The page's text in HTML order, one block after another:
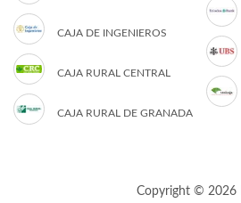
CAJA DE INGENIEROS
CAJA RURAL CENTRAL
CAJA RURAL DE GRANADA
Copyright © 2026